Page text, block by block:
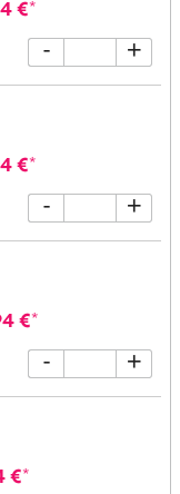
€*
- +
€*
- +
€*
- +
€*